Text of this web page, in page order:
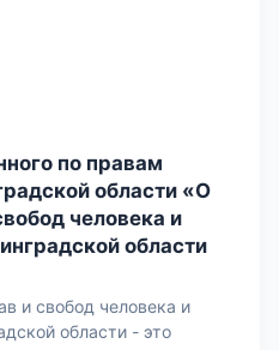
по правам
области «О
человека и
области
и свобод человека и
области - это